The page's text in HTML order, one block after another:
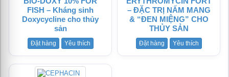
FISH – Kháng sinh
Doxycycline cho thủy
sản
Đặt hàng Yêu thích
– ĐẶC TRỊ NẤM MANG
& “ĐEN MIỆNG” CHO
THỦY SẢN
Đặt hàng Yêu thích